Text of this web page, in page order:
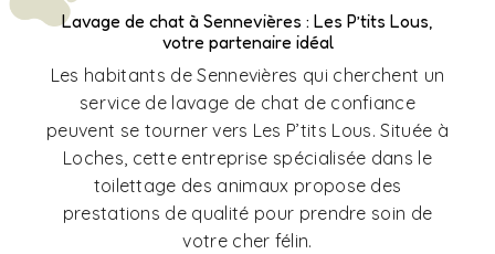
Lavage de chat à Sennevières : Les P’tits Lous,
votre partenaire idéal
Les habitants de Sennevières qui cherchent un
service de lavage de chat de confiance
peuvent se tourner vers Les P’tits Lous. Située à
Loches, cette entreprise spécialisée dans le
toilettage des animaux propose des
prestations de qualité pour prendre soin de
votre cher félin.